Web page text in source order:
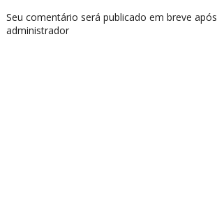
Seu comentário será publicado em breve
administrador